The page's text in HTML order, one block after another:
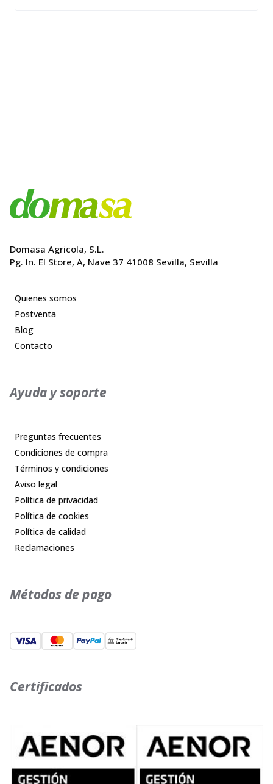
Domasa Agricola, S.L.
Pg. In. El Store, A, Nave 37 41008 Sevilla, Sevilla
Quienes somos
Postventa
Blog
Contacto
Ayuda y soporte
Preguntas frecuentes
Condiciones de compra
Términos y condiciones
Aviso legal
Política de privacidad
Política de cookies
Política de calidad
Reclamaciones
Métodos de pago
Certificados